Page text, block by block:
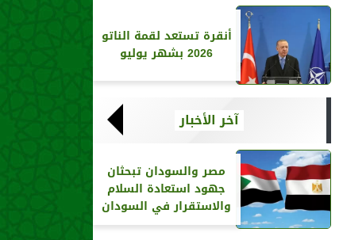
أنقرة تستعد لقمة الناتو
2026 بشهر يوليو
آخر الأخبار
مصر والسودان تبحثان
جهود استعادة السلام
والاستقرار في السودان